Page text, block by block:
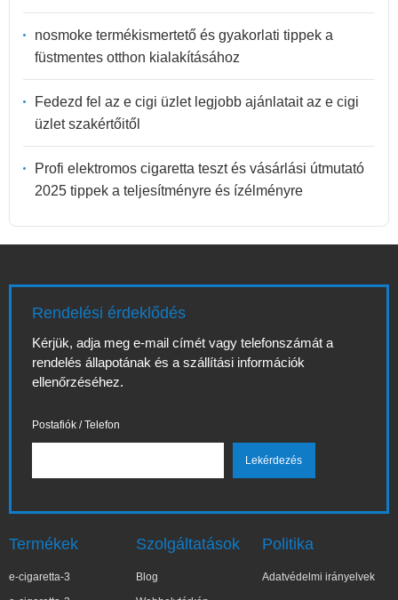
nosmoke termékismertető és gyakorlati tippek a
füstmentes otthon kialakításához
Fedezd fel az e cigi üzlet legjobb ajánlatait az e cigi
üzlet szakértőitől
Profi elektromos cigaretta teszt és vásárlási útmutató
2025 tippek a teljesítményre és ízélményre
Rendelési érdeklődés
Kérjük, adja meg e-mail címét vagy telefonszámát a
rendelés állapotának és a szállítási információk
ellenőrzéséhez.
Postafiók / Telefon
Termékek
e-cigaretta-3
Szolgáltatások
Blog
Politika
Adatvédelmi irányelvek